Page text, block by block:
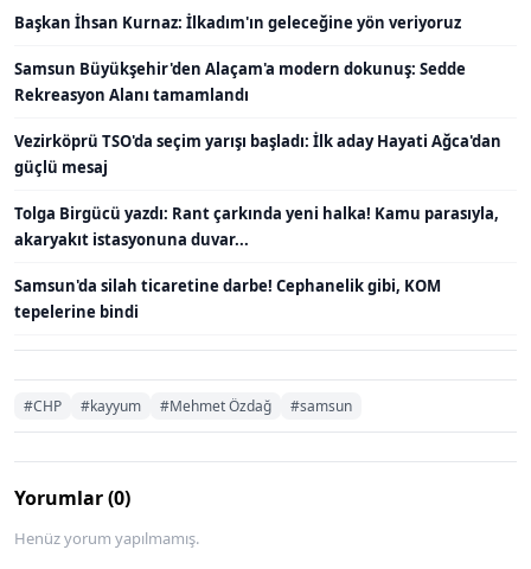
Başkan İhsan Kurnaz: İlkadım'ın geleceğine yön veriyoruz
Samsun Büyükşehir'den Alaçam'a modern dokunuş: Sedde
Rekreasyon Alanı tamamlandı
Vezirköprü TSO'da seçim yarışı başladı: İlk aday Hayati Ağca'dan
güçlü mesaj
Tolga Birgücü yazdı: Rant çarkında yeni halka! Kamu parasıyla,
akaryakıt istasyonuna duvar...
Samsun'da silah ticaretine darbe! Cephanelik gibi, KOM
tepelerine bindi
#CHP #kayyum #Mehmet Özdağ #samsun
Yorumlar (0)
Henüz yorum yapılmamış.